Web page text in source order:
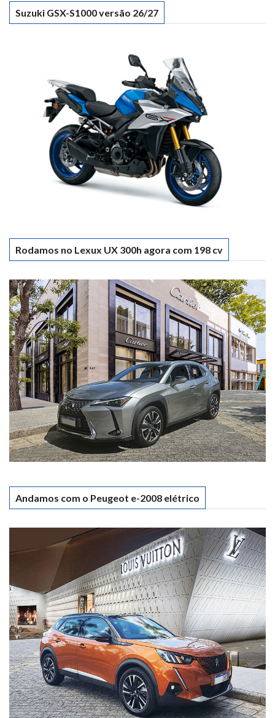
Suzuki GSX-S1000 versão 26/27
Rodamos no Lexux UX 300h agora com 198 cv
Andamos com o Peugeot e-2008 elétrico